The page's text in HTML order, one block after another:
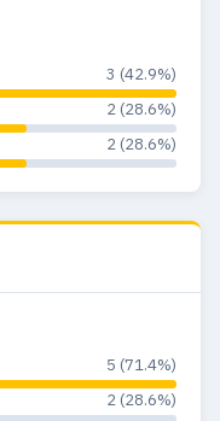
3 (42.9%)
2 (28.6%)
2 (28.6%)
5 (71.4%)
2 (28.6%)